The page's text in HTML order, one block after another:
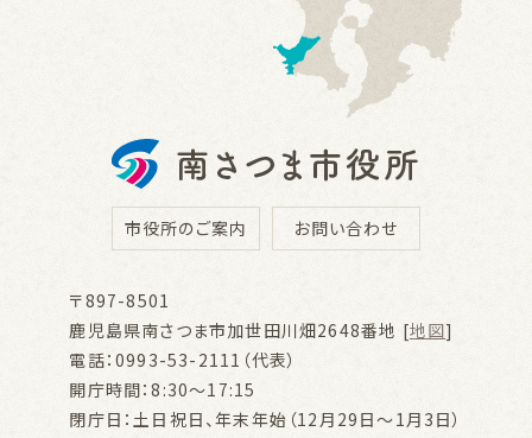
市役所のご案内 お問い合わせ
〒897-8501
鹿児島県南さつま市加世田川畑2648番地 [地図]
電話：0993-53-2111（代表）
開庁時間：8:30～17:15
閉庁日：土日祝日、年末年始（12月29日～1月3日）